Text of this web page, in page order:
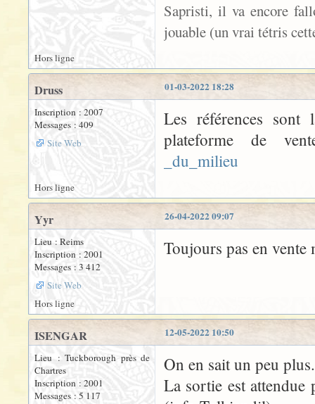
Sapristi, il va encore
jouable (un vrai tétris
Hors ligne
01-03-2022 18:28
Druss
Inscription : 2007
Messages : 409
Site Web
Les références
plateforme de
_du_milieu
Hors ligne
26-04-2022 09:07
Yyr
Lieu : Reims
Inscription : 2001
Messages : 3 412
Site Web
Toujours pas en vente
Hors ligne
12-05-2022 10:50
ISENGAR
Lieu : Tuckborough près de
Chartres
Inscription : 2001
Messages : 5 117
On en sait un peu plus.
La sortie est